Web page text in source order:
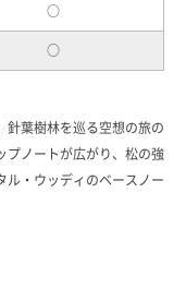
○
○
針葉樹林を巡る空想の旅の
プノートが広がり、松の強
ル・ウッディのベースノー